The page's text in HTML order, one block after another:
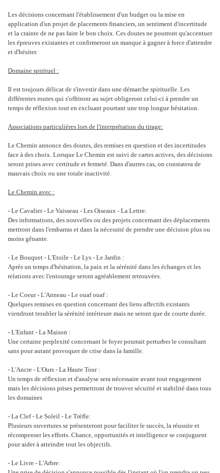
Les décisions concernant l'établissement d'un budget ou la mise en
application d'un projet de placements financiers, un sentiment d'incertitude
et la crainte de ne pas faire le bon choix. Ces doutes ne pourront qu'accentuer
les épreuves existantes et confirmeront un manque à gagner à force d'attendre
et d'hésiter.
Domaine spirituel :
Il est toujours délicat de s'investir dans une démarche spirituelle. Les
différentes routes qui s'offriront au sujet obligeront celui-ci à prendre un
temps de réflexion tout en excluant pourtant une trop longue hésitation.
Associations particulières lors de l'interprétation du tirage:
Le Chemin annonce des doutes, des remises en question et des incertitudes
face à des choix. Lorsque Le Chemin est suivi de cartes actives, des décisions
seront prises avec certitude et fermeté. Dans d'autres cas, on constatera de
mauvais choix ou une totale inactivité.
Le Chemin avec :
- Le Cavalier - Le Vaisseau - Les Oiseaux - La Lettre:
Des informations, des nouvelles ou des projets concernant des déplacements
mettront dans l'embarras et dans la nécessité de prendre une décision plus ou
moins gênante.
- Le Bouquet - L'Etoile - Le Lys - Le Jardin :
Après un temps d'hésitation, la paix et la sérénité dans les échanges et les
relations avec l'entourage seront agréablement retrouvées.
- Le Coeur - L'Anneau - Le ouaf ouaf :
Quelques remises en question concernant des liens affectifs existants
viendront troubler la sérénité intérieure mais ne seront que de courte durée.
- L'Enfant - La Maison :
Une certaine perplexité concernant le foyer pourrait perturber le consultant
sans pour autant provoquer de crise dans la famille.
- L'Ancre - L'Ours - La Haute Tour :
Un temps de réflexion et d'analyse sera nécessaire avant tout engagement
mais les décisions prises permettront de trouver sécurité et stabilité dans tous
les domaines
- La Clef - Le Soleil - Le Trèfle:
Plusieurs ouvertures se présenteront pour faciliter le succès, la réussite et
récompenser les efforts. Chance, opportunités et intelligence se conjuguent
pour aider à atteindre tout les objectifs.
- Le Livre - L'Arbre: